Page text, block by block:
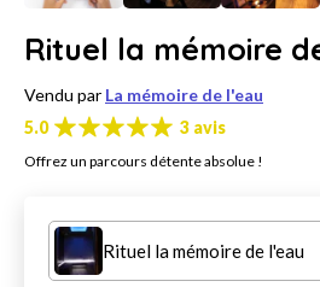
Rituel la mémoire
Vendu par La mémoire de l'eau
5.0
3 avis
Offrez un parcours détente absolue !
Rituel la mémoire de l'eau